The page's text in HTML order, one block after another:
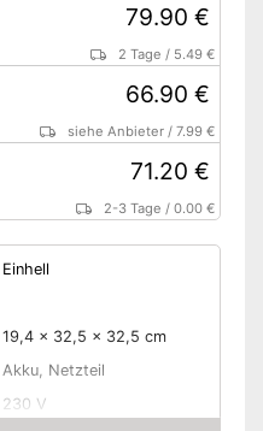
79.90 €
2 Tage / 5.49 €
66.90 €
siehe Anbieter /7.99 €
71.20 €
2-3 Tage /0.00 €
Einhell
19,4 x 32,5 x 32,5 cm
Akku, Netzteil
230 V